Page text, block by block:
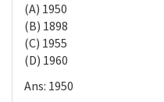
(A) 1950
(B) 1898
(C) 1955
(D) 1960
Ans: 1950